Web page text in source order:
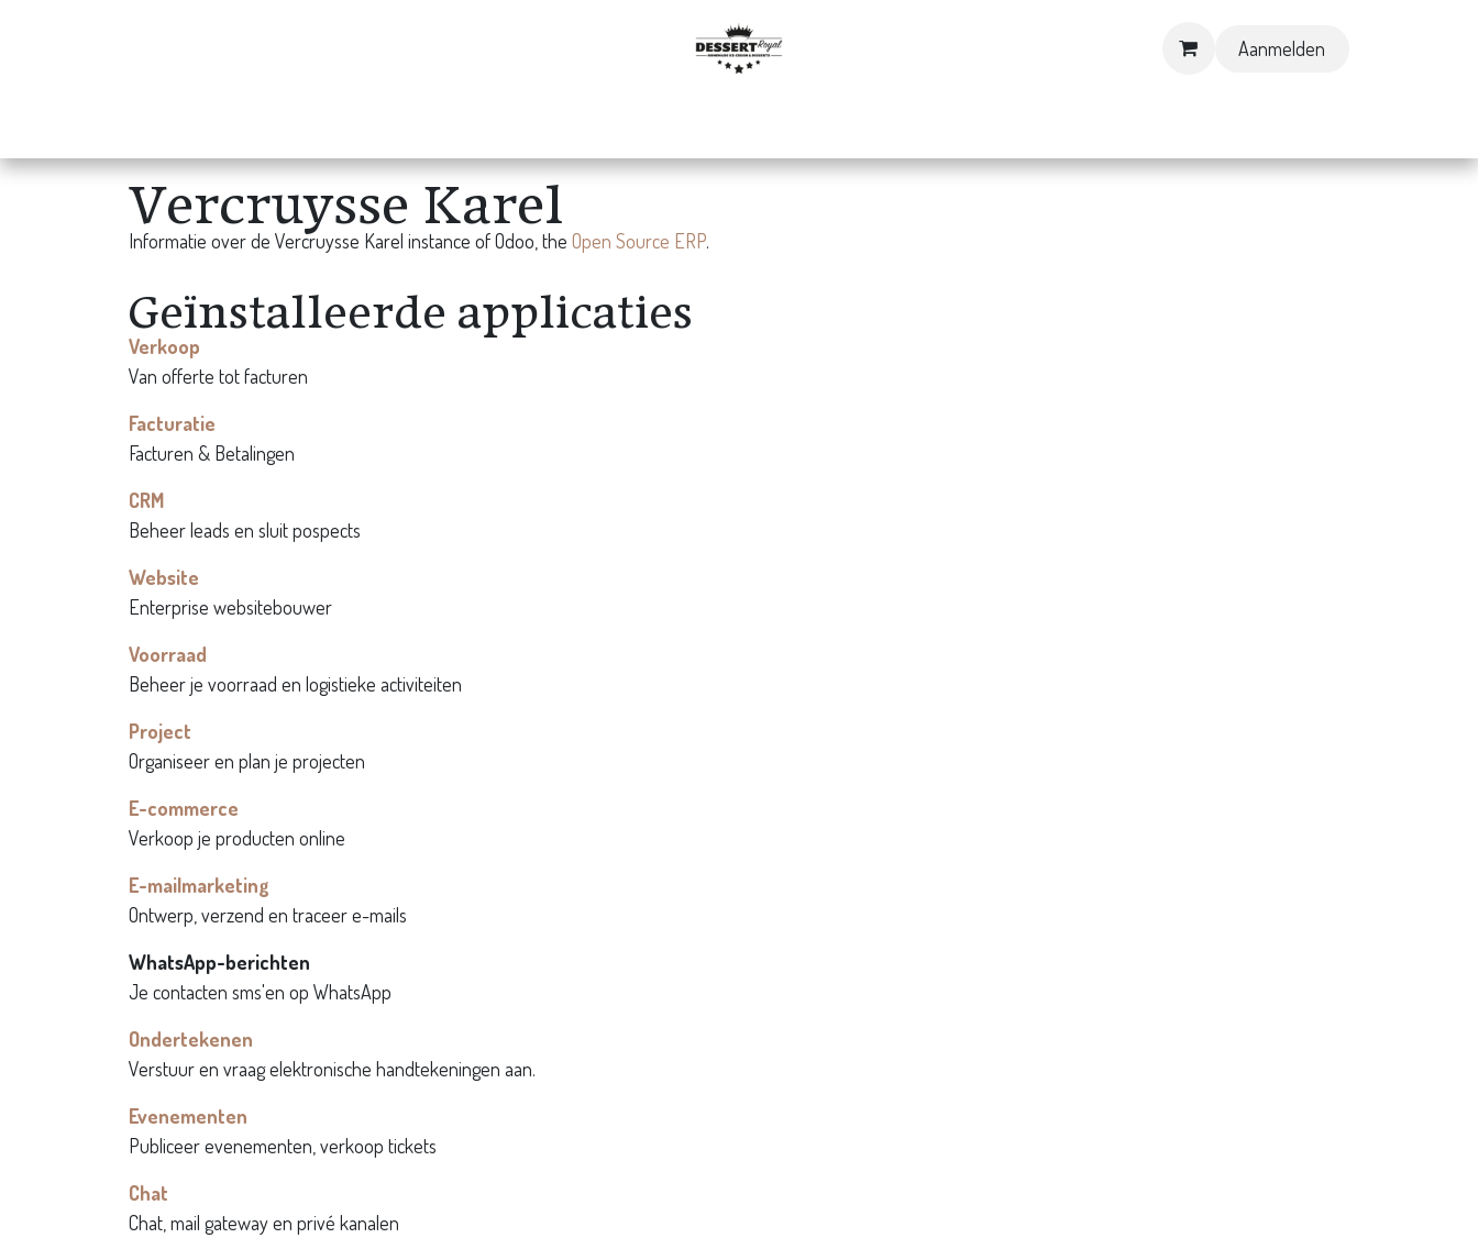
Aanmelden
Vercruysse Karel
Informatie over de Vercruysse Karel instance of Odoo, the Open Source ERP.
Geïnstalleerde applicaties
Verkoop
Van offerte tot facturen
Facturatie
Facturen & Betalingen
CRM
Beheer leads en sluit pospects
Website
Enterprise websitebouwer
Voorraad
Beheer je voorraad en logistieke activiteiten
Project
Organiseer en plan je projecten
E-commerce
Verkoop je producten online
E-mailmarketing
Ontwerp, verzend en traceer e-mails
WhatsApp-berichten
Je contacten sms'en op WhatsApp
Ondertekenen
Verstuur en vraag elektronische handtekeningen aan.
Evenementen
Publiceer evenementen, verkoop tickets
Chat
Chat, mail gateway en privé kanalen